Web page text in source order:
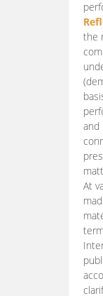
the
and
At